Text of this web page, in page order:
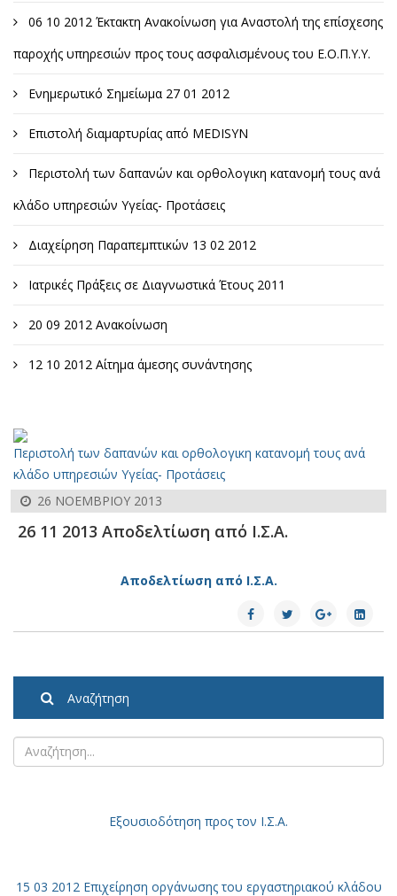
06 10 2012 Έκτακτη Ανακοίνωση για Αναστολή της επίσχεσης
παροχής υπηρεσιών προς τους ασφαλισμένους του Ε.Ο.Π.Υ.Υ.
Ενημερωτικό Σημείωμα 27 01 2012
Επιστολή διαμαρτυρίας από MEDISYN
Περιστολή των δαπανών και ορθολογικη κατανομή τους ανά
κλάδο υπηρεσιών Υγείας- Προτάσεις
Διαχείρηση Παραπεμπτικών 13 02 2012
Ιατρικές Πράξεις σε Διαγνωστικά Έτους 2011
20 09 2012 Ανακοίνωση
12 10 2012 Αίτημα άμεσης συνάντησης
Περιστολή των δαπανών και ορθολογικη κατανομή τους ανά
κλάδο υπηρεσιών Υγείας- Προτάσεις
26 ΝΟΕΜΒΡΊΟΥ 2013
26 11 2013 Αποδελτίωση από Ι.Σ.Α.
Αποδελτίωση από Ι.Σ.Α.
Αναζήτηση
Εξουσιοδότηση προς τον Ι.Σ.Α.
15 03 2012 Επιχείρηση οργάνωσης του εργαστηριακού κλάδου